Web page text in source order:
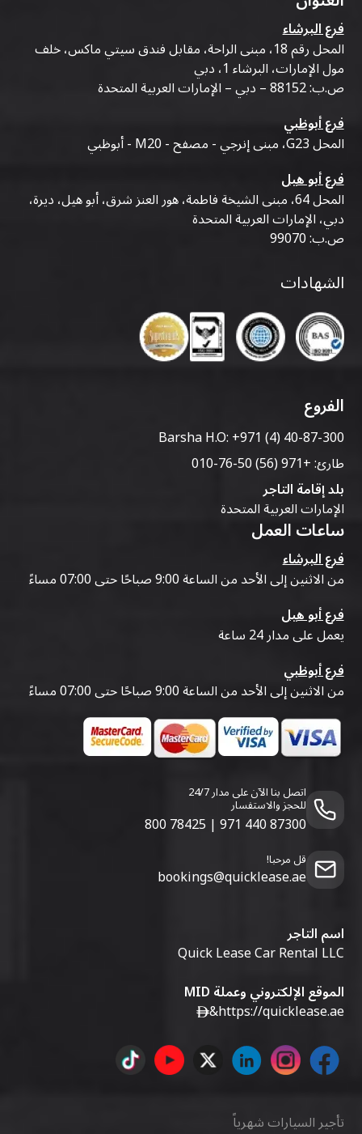
فرع البرشاء
المحل رقم 18، مبنى الراحة، مقابل فندق سيتي ماكس، خلف
مول الإمارات، البرشاء 1، دبي
ص.ب: 88152 – دبي – الإمارات العربية المتحدة
فرع أبوظبي
المحل G23، مبنى إنرجي - مصفح - M20 - أبوظبي
فرع أبو هيل
المحل 64، مبنى الشيخة فاطمة، هور العنز شرق، أبو هيل، ديرة،
دبي، الإمارات العربية المتحدة
ص.ب: 99070
الشهادات
الفروع
Barsha H.O:+971 (4) 40-87-300
طارئ:+971 (56) 50-76-010
بلد إقامة التاجر
الإمارات العربية المتحدة
ساعات العمل
فرع البرشاء
من الاثنين إلى الأحد من الساعة 9:00 صباحًا حتى 07:00 مساءً
فرع أبو هيل
يعمل على مدار 24 ساعة
فرع أبوظبي
من الاثنين إلى الأحد من الساعة 9:00 صباحًا حتى 07:00 مساءً
اتصل بنا الآن على مدار 24/7
للحجز والاستفسار
800 78425 | 971 440 87300
قل مرحبا!
bookings@quicklease.ae
اسم التاجر
Quick Lease Car Rental LLC
الموقع الإلكتروني وعملة MID
https://quicklease.ae
&
تأجير السيارات شهرياً